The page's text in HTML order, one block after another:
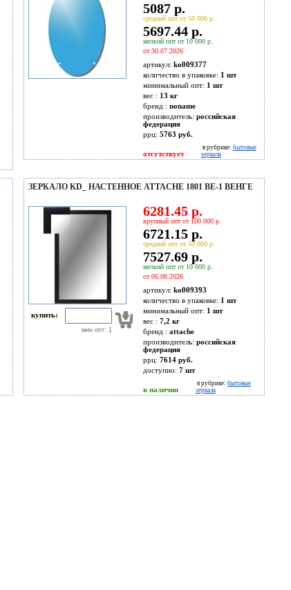
5087 р.
средний опт от 50 000 р.
5697.44 р.
мелкий опт от 10 000 р.
от 30.07.2026
артикул: ko009377
количество в упаковке: 1 шт
минимальный опт: 1 шт
вес : 13 кг
бренд : noname
производитель: российская
федерация
ррц: 5763 руб.
отсутствует
в рубрике: бытовые
зеркала
ЗЕРКАЛО KD_ НАСТЕННОЕ ATTACHE 1801 ВЕ-1 ВЕНГЕ
купить:
мин опт: 1
6281.45 р.
крупный опт от 100 000 р.
6721.15 р.
средний опт от 50 000 р.
7527.69 р.
мелкий опт от 10 000 р.
от 06.08.2026
артикул: ko009393
количество в упаковке: 1 шт
минимальный опт: 1 шт
вес : 7,2 кг
бренд : attache
производитель: российская
федерация
ррц: 7614 руб.
доступно: 7 шт
в наличии
в рубрике: бытовые
зеркала